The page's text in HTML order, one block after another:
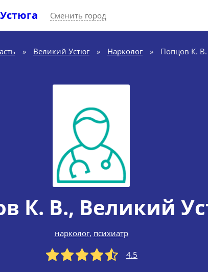
Сменить город
» Великий Устюг » Нарколог » Попцов К. В.
К. В., Великий
нарколог, психиатр
4.5